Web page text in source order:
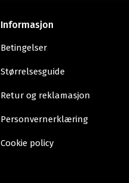
Informasjon
Betingelser
Størrelsesguide
Retur og reklamasjon
Personvernerklæring
Cookie policy